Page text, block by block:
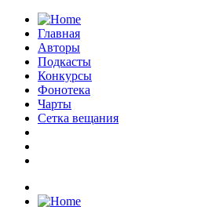
Главная
Авторы
Подкасты
Конкурсы
Фонотека
Чарты
Сетка вещания